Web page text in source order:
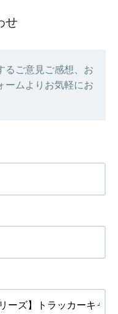
せ
るご意見ご感想、お
ームよりお気軽にお